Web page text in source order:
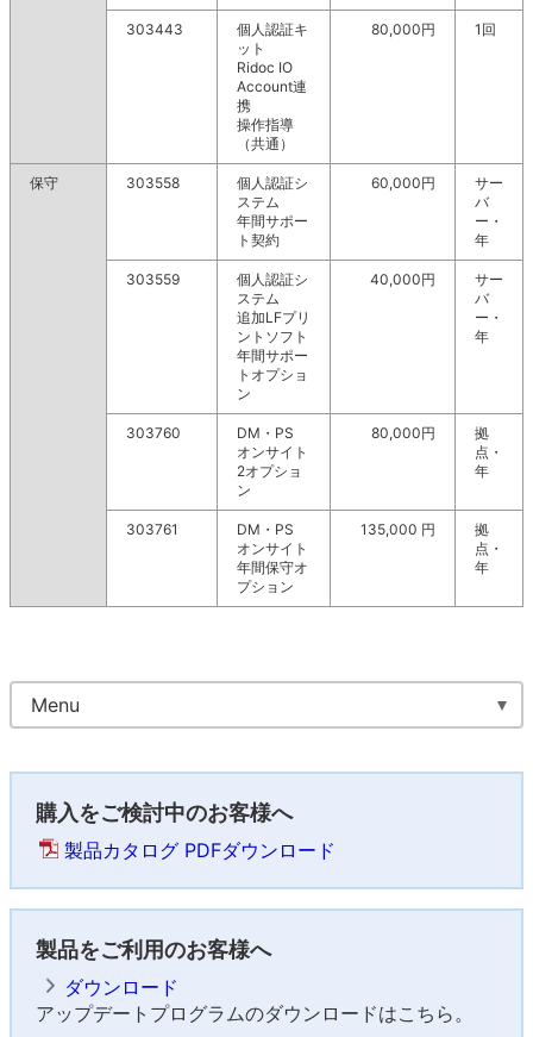
303443
個人認証キ
ット
Ridoc IO
Account連
携
操作指導
（共通）
80,000円 1回
保守 303558
個人認証シ
ステム
年間サポー
ト契約
60,000円
サー
バ
ー・
年
303559
個人認証シ
ステム
追加LFプリ
ントソフト
年間サポー
トオプショ
ン
40,000円
サー
バ
ー・
年
303760
DM・PS
オンサイト
2オプショ
ン
80,000円
拠
点・
年
303761
DM・PS
オンサイト
年間保守オ
プション
135,000 円
拠
点・
年
Menu
購入をご検討中のお客様へ
製品カタログ PDFダウンロード
製品をご利用のお客様へ
ダウンロード
アップデートプログラムのダウンロードはこちら。